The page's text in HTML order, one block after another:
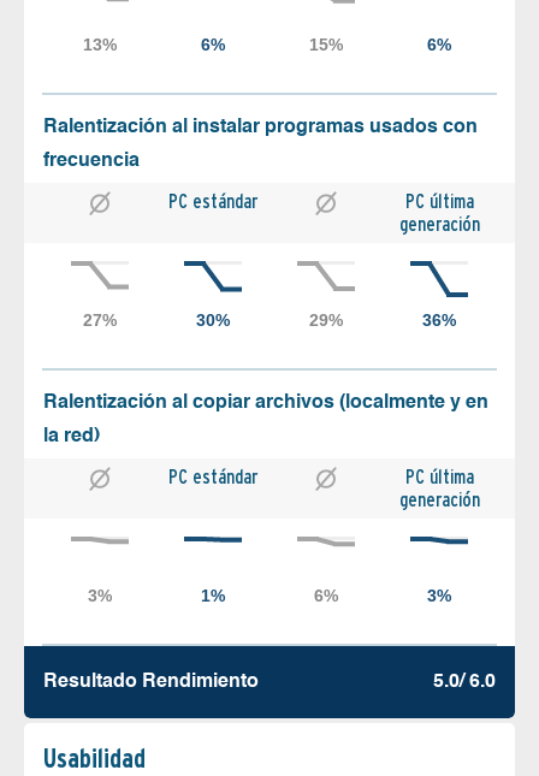
Ralentización al instalar programas usados con
frecuencia
PC estándar
PC última
generación
Ralentización al copiar archivos (localmente y en
la red)
PC estándar
PC última
generación
Resultado Rendimiento 5.0/ 6.0
Usabilidad